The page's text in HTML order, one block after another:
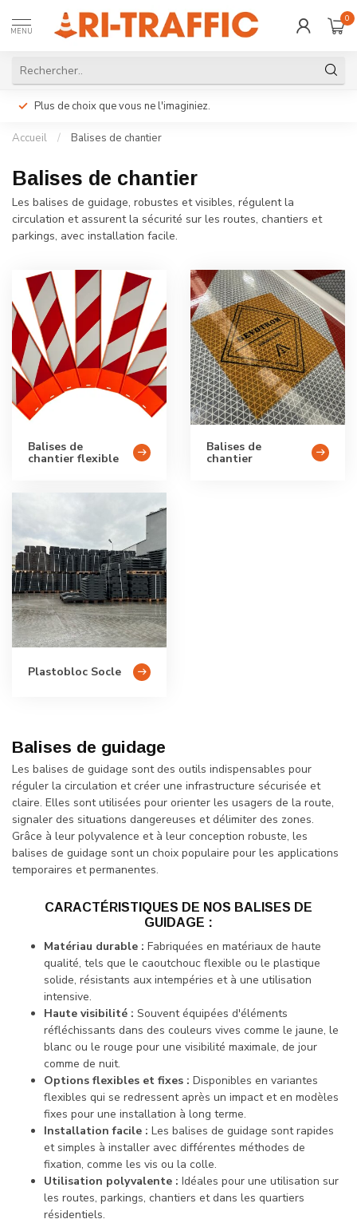
MENU
0
Plus de choix que vous ne l'imaginiez.
Accueil / Balises de chantier
Balises de chantier
Les balises de guidage, robustes et visibles, régulent la
circulation et assurent la sécurité sur les routes, chantiers et
parkings, avec installation facile.
Balises de
chantier flexible
Balises de
chantier
Plastobloc Socle
Balises de guidage
Les balises de guidage sont des outils indispensables pour
réguler la circulation et créer une infrastructure sécurisée et
claire. Elles sont utilisées pour orienter les usagers de la route,
signaler des situations dangereuses et délimiter des zones.
Grâce à leur polyvalence et à leur conception robuste, les
balises de guidage sont un choix populaire pour les applications
temporaires et permanentes.
CARACTÉRISTIQUES DE NOS BALISES DE
GUIDAGE :
Matériau durable : Fabriquées en matériaux de haute
qualité, tels que le caoutchouc flexible ou le plastique
solide, résistants aux intempéries et à une utilisation
intensive.
Haute visibilité : Souvent équipées d'éléments
réfléchissants dans des couleurs vives comme le jaune, le
blanc ou le rouge pour une visibilité maximale, de jour
comme de nuit.
Options flexibles et fixes : Disponibles en variantes
flexibles qui se redressent après un impact et en modèles
fixes pour une installation à long terme.
Installation facile : Les balises de guidage sont rapides
et simples à installer avec différentes méthodes de
fixation, comme les vis ou la colle.
Utilisation polyvalente : Idéales pour une utilisation sur
les routes, parkings, chantiers et dans les quartiers
résidentiels.